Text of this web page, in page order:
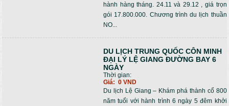
hành hàng tháng. 24.11 và 29.12 , giá trọn
gói 17.800.000. Chương trình du lịch thuần
NO...
DU LỊCH TRUNG QUỐC CÔN MINH
ĐẠI LÝ LỆ GIANG ĐƯỜNG BAY 6
NGÀY
Thời gian:
Giá: 0 VND
Du lịch Lệ Giang – Khám phá thành cổ 800
năm tuổi với hành trình 6 ngày 5 đêm khởi